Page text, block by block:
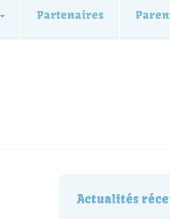
Partenaires
Actualités